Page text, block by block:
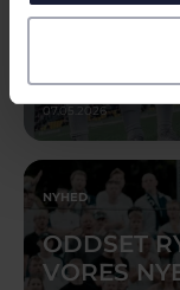
07.05.2026
NYHED
ODDSET
VORES